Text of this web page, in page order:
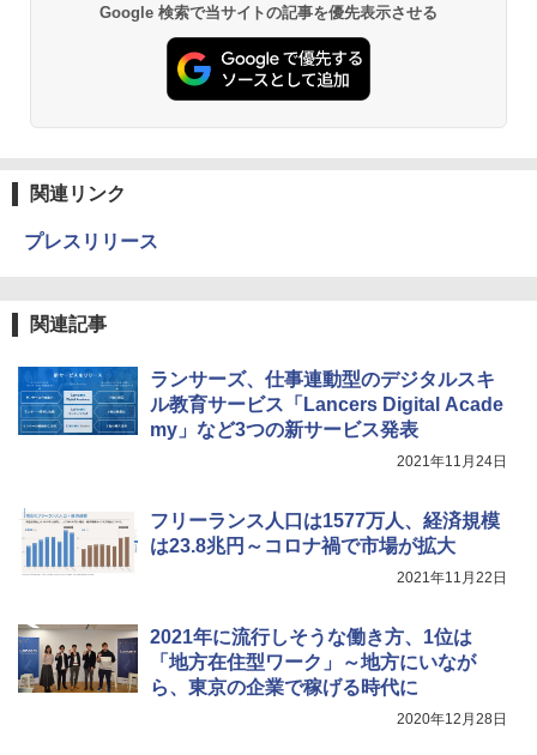
Google 検索で当サイトの記事を優先表示させる
関連リンク
プレスリリース
関連記事
ランサーズ、仕事連動型のデジタルスキ
ル教育サービス「Lancers Digital Acade
my」など3つの新サービス発表
2021年11月24日
フリーランス人口は1577万人、経済規模
は23.8兆円～コロナ禍で市場が拡大
2021年11月22日
2021年に流行しそうな働き方、1位は
「地方在住型ワーク」～地方にいなが
ら、東京の企業で稼げる時代に
2020年12月28日